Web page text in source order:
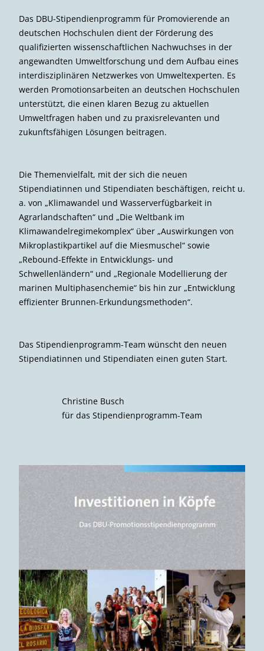
Das DBU-Stipendienprogramm für Promovierende an
deutschen Hochschulen dient der Förderung des
qualifizierten wissenschaftlichen Nachwuchses in der
angewandten Umweltforschung und dem Aufbau eines
interdisziplinären Netzwerkes von Umweltexperten. Es
werden Promotionsarbeiten an deutschen Hochschulen
unterstützt, die einen klaren Bezug zu aktuellen
Umweltfragen haben und zu praxisrelevanten und
zukunftsfähigen Lösungen beitragen.
Die Themenvielfalt, mit der sich die neuen
Stipendiatinnen und Stipendiaten beschäftigen, reicht u.
a. von „Klimawandel und Wasserverfügbarkeit in
Agrarlandschaften“ und „Die Weltbank im
Klimawandelregimekomplex“ über „Auswirkungen von
Mikroplastikpartikel auf die Miesmuschel“ sowie
„Rebound-Effekte in Entwicklungs- und
Schwellenländern“ und „Regionale Modellierung der
marinen Multiphasenchemie“ bis hin zur „Entwicklung
effizienter Brunnen-Erkundungsmethoden“.
Das Stipendienprogramm-Team wünscht den neuen
Stipendiatinnen und Stipendiaten einen guten Start.
Christine Busch
für das Stipendienprogramm-Team